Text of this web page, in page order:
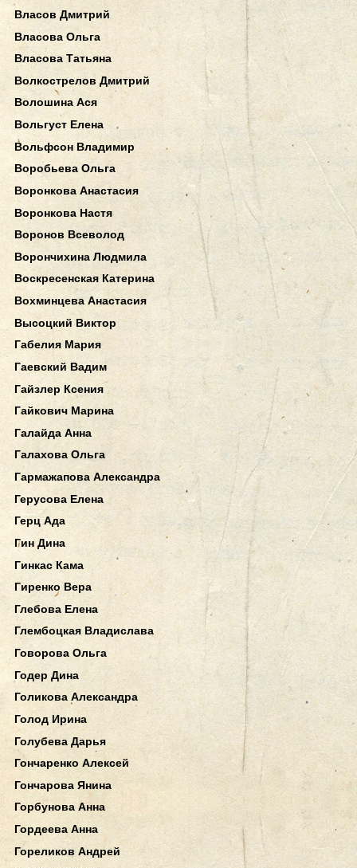
Власов Дмитрий
Власова Ольга
Власова Татьяна
Волкострелов Дмитрий
Волошина Ася
Вольгуст Елена
Вольфсон Владимир
Воробьева Ольга
Воронкова Анастасия
Воронкова Настя
Воронов Всеволод
Ворончихина Людмила
Воскресенская Катерина
Вохминцева Анастасия
Высоцкий Виктор
Габелия Мария
Гаевский Вадим
Гайзлер Ксения
Гайкович Марина
Галайда Анна
Галахова Ольга
Гармажапова Александра
Герусова Елена
Герц Ада
Гин Дина
Гинкас Кама
Гиренко Вера
Глебова Елена
Глембоцкая Владислава
Говорова Ольга
Годер Дина
Голикова Александра
Голод Ирина
Голубева Дарья
Гончаренко Алексей
Гончарова Янина
Горбунова Анна
Гордеева Анна
Гореликов Андрей